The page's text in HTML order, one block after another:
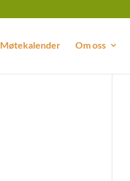
Møtekalender Om oss